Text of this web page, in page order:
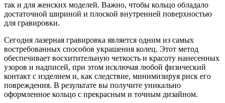
так и для женских моделей. Важно, чтобы кольцо обладало
достаточной шириной и плоской внутренней поверхностью
для гравировки.
Сегодня лазерная гравировка является одним из самых
востребованных способов украшения колец. Этот метод
обеспечивает восхитительную четкость и красоту нанесенных
узоров и надписей, при этом исключая любой физический
контакт с изделием и, как следствие, минимизируя риск его
повреждения. В результате вы получите уникально
оформленное кольцо с прекрасным и точным дизайном.